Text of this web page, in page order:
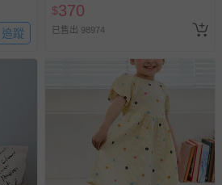
追蹤
$370
已售出 98974